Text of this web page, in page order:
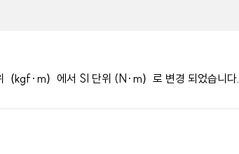
（kgf·m）에서 SI 단위 (N·m）로 변경 되었습니다.